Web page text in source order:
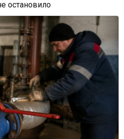
остановило